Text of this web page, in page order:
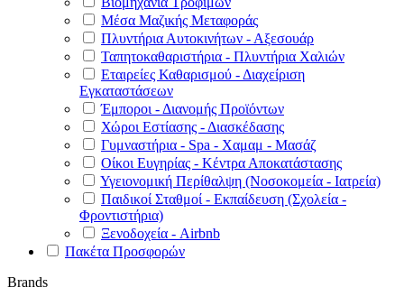
Μέσα Μαζικής Μεταφοράς
Πλυντήρια Αυτοκινήτων - Αξεσουάρ
Ταπητοκαθαριστήρια - Πλυντήρια Χαλιών
Εταιρείες Καθαρισμού - Διαχείριση
Εγκαταστάσεων
Έμποροι - Διανομής Προϊόντων
Χώροι Εστίασης - Διασκέδασης
Γυμναστήρια - Spa - Χαμαμ - Μασάζ
Οίκοι Ευγηρίας - Κέντρα Αποκατάστασης
Υγειονομική Περίθαλψη (Νοσοκομεία - Ιατρεία)
Παιδικοί Σταθμοί - Εκπαίδευση (Σχολεία -
Φροντιστήρια)
Ξενοδοχεία - Airbnb
Πακέτα Προσφορών
Brands